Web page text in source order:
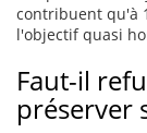
contribuent qu'à
l'objectif quasi
Faut-il
préserver